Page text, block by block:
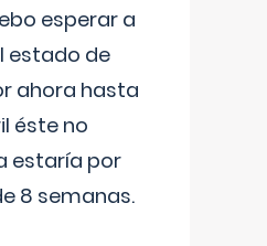
esperar a
estado de
ahora hasta
éste no
estaría por
8 semanas.